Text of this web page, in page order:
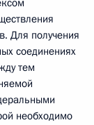
Для получения
соединениях
тем
необходимо